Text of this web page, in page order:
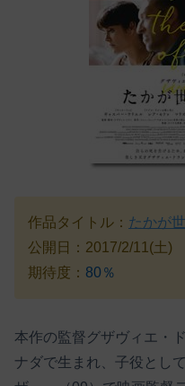
作品タイトル： たかが
公開日：2017/2/11(土)
期待度： 80％
本作の監督グザヴィエ・
ナダで生まれ、子役とし